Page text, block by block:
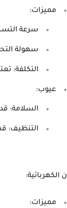
مميزات:
سرعة
سهولة
التكلفة:
عيوب:
السلامة:
التنظيف:
الكهربائية:
مميزات: